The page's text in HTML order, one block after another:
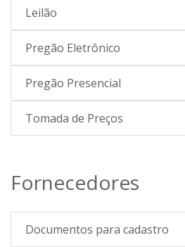
Leilão
Pregão Eletrônico
Pregão Presencial
Tomada de Preços
Fornecedores
Documentos para cadastro